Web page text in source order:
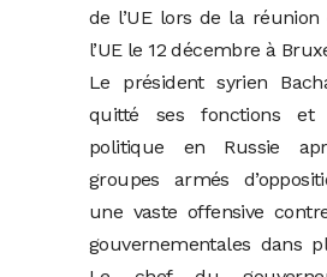
de l’UE lors de la
l’UE le 12 décembre à
Le président syrien
quitté ses fonctions et
politique en Russie
groupes armés
une vaste offensive
gouvernementales dans